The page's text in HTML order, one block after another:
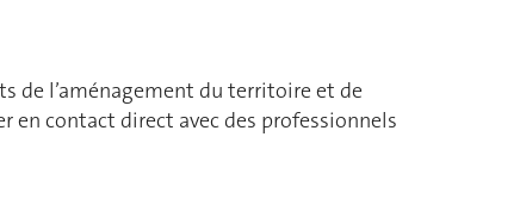
de l’aménagement du territoire et de
en contact direct avec des professionnels